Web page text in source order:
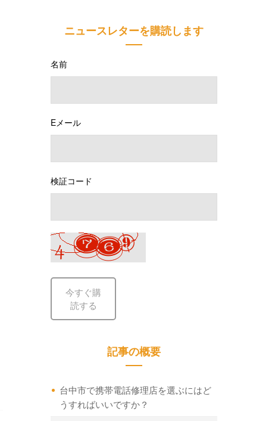
ニュースレターを購読します
名前
Eメール
検証コード
今すぐ購
読する
記事の概要
台中市で携帯電話修理店を選ぶにはど
うすればいいですか？